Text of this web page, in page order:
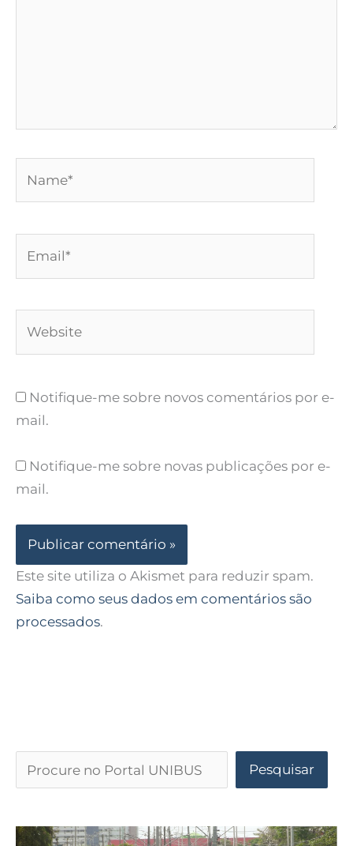
Notifique-me sobre novos comentários por e-
mail.
Notifique-me sobre novas publicações por e-
mail.
Este site utiliza o Akismet para reduzir spam.
Saiba como seus dados em comentários são
processados.
Pesquisar